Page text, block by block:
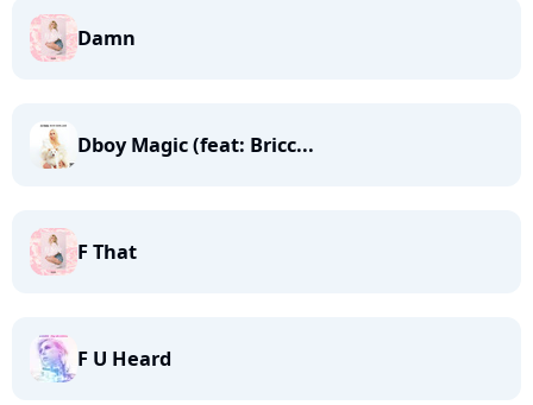
Damn
Dboy Magic (feat: Bricc...
F That
F U Heard